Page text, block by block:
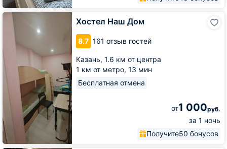
Хостел Наш Дом
8.7 161 отзыв гостей
Казань, 1.6 км от центра
1 км от метро, 13 мин
Бесплатная отмена
от1 000руб.
за 1 ночь
Получите50 бонусов
Хостел
Наш
Дом